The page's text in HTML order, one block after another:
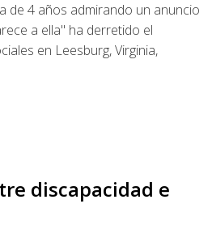
de 4 años admirando un anuncio
a ella" ha derretido el
en Leesburg, Virginia,
discapacidad e